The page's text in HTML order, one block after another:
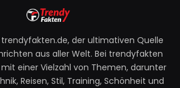
der ultimativen Quelle
aus aller Welt. Bei trendyfakten
einer Vielzahl von Themen, darunter
Reisen, Stil, Training, Schönheit und